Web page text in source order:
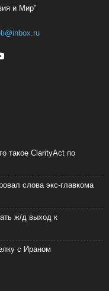
и Мир"
такое ClarityAct по
слова экс-главкома
ж/д выход к
с Ираном